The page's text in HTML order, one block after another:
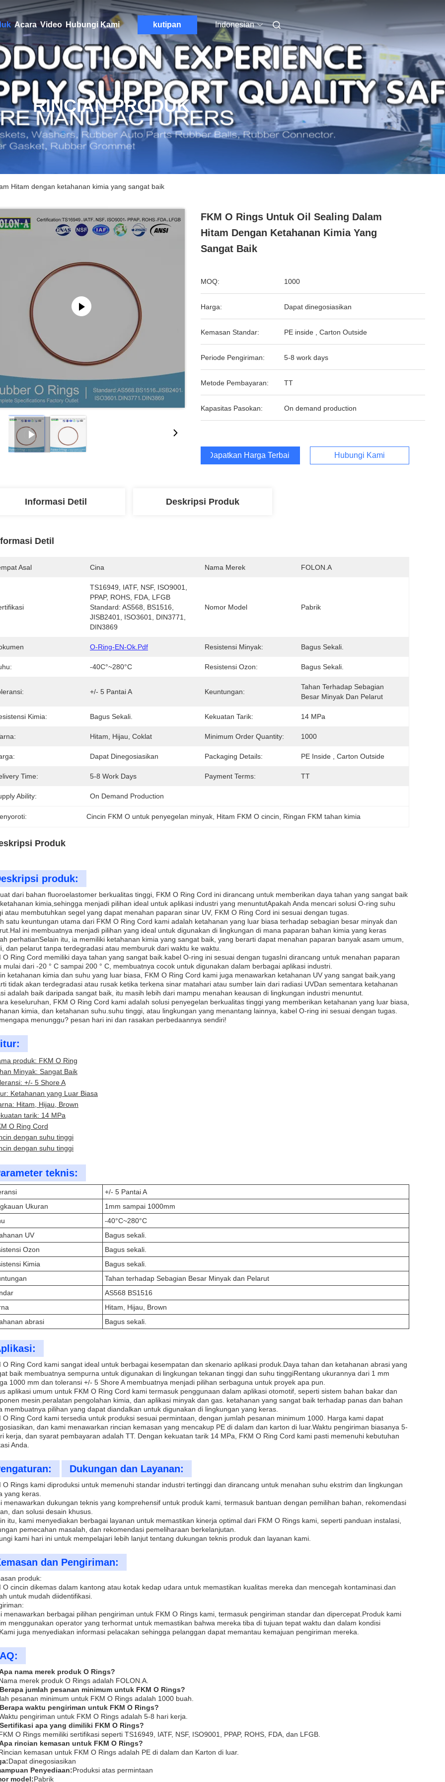
Acara Video Hubungi Kami kutipan Indonesian
RINCIAN PRODUK
Hitam dengan ketahanan kimia yang sangat baik
FKM O Rings Untuk Oil Sealing Dalam
Hitam Dengan Ketahanan Kimia Yang
Sangat Baik
MOQ: 1000
Harga: Dapat dinegosiasikan
Kemasan Standar: PE inside , Carton Outside
Periode Pengiriman: 5-8 work days
Metode Pembayaran: TT
Kapasitas Pasokan: On demand production
Dapatkan Harga Terbaik Hubungi Kami
Informasi Detil Deskripsi Produk
Detil
Asal Cina Nama Merek FOLON.A
TS16949, IATF, NSF, ISO9001,
PPAP, ROHS, FDA, LFGB
Standard: AS568, BS1516,
JISB2401, ISO3601, DIN3771,
DIN3869
Nomor Model Pabrik
O-Ring-EN-Ok.pdf Resistensi Minyak: Bagus Sekali.
-40C°~280°C Resistensi Ozon: Bagus Sekali.
+/- 5 Pantai A Keuntungan:
Tahan Terhadap Sebagian
Besar Minyak Dan Pelarut
Kimia: Bagus Sekali. Kekuatan Tarik: 14 MPa
Hitam, Hijau, Coklat Minimum Order Quantity: 1000
Dapat Dinegosiasikan Packaging Details: PE Inside , Carton Outside
Time: 5-8 Work Days Payment Terms: TT
Ability: On Demand Production
Cincin FKM O untuk penyegelan minyak Hitam FKM O cincin Ringan FKM tahan kimia
Produk
produk:
dari bahan fluoroelastomer berkualitas tinggi, FKM O Ring Cord ini dirancang untuk memberikan daya tahan yang sangat baik
kimia,sehingga menjadi pilihan ideal untuk aplikasi industri yang menuntutApakah Anda mencari solusi O-ring suhu
atau membutuhkan segel yang dapat menahan paparan sinar UV, FKM O Ring Cord ini sesuai dengan tugas.
satu keuntungan utama dari FKM O Ring Cord kami adalah ketahanan yang luar biasa terhadap sebagian besar minyak dan
ini membuatnya menjadi pilihan yang ideal untuk digunakan di lingkungan di mana paparan bahan kimia yang keras
perhatianSelain itu, ia memiliki ketahanan kimia yang sangat baik, yang berarti dapat menahan paparan banyak asam umum,
dan pelarut tanpa terdegradasi atau memburuk dari waktu ke waktu.
O Ring Cord memiliki daya tahan yang sangat baik.kabel O-ring ini sesuai dengan tugasIni dirancang untuk menahan paparan
mulai dari -20 ° C sampai 200 ° C, membuatnya cocok untuk digunakan dalam berbagai aplikasi industri.
ketahanan kimia dan suhu yang luar biasa, FKM O Ring Cord kami juga menawarkan ketahanan UV yang sangat baik,yang
tidak akan terdegradasi atau rusak ketika terkena sinar matahari atau sumber lain dari radiasi UVDan sementara ketahanan
adalah baik daripada sangat baik, itu masih lebih dari mampu menahan keausan di lingkungan industri menuntut.
keseluruhan, FKM O Ring Cord kami adalah solusi penyegelan berkualitas tinggi yang memberikan ketahanan yang luar biasa,
kimia, dan ketahanan suhu.suhu tinggi, atau lingkungan yang menantang lainnya, kabel O-ring ini sesuai dengan tugas.
menunggu? pesan hari ini dan rasakan perbedaannya sendiri!
produk: FKM O Ring
Minyak: Sangat Baik
+/- 5 Shore A
Ketahanan yang Luar Biasa
Hitam, Hijau, Brown
tarik: 14 MPa
O Ring Cord
dengan suhu tinggi
dengan suhu tinggi
teknis:
+/- 5 Pantai A
Ukuran
1mm sampai 1000mm
-40°C~280°C
UV
Bagus sekali.
Ozon
Bagus sekali.
Kimia
Bagus sekali.
Tahan terhadap Sebagian Besar Minyak dan Pelarut
AS568 BS1516
Hitam, Hijau, Brown
abrasi
Bagus sekali.
O Ring Cord kami sangat ideal untuk berbagai kesempatan dan skenario aplikasi produk.Daya tahan dan ketahanan abrasi yang
baik membuatnya sempurna untuk digunakan di lingkungan tekanan tinggi dan suhu tinggiRentang ukurannya dari 1 mm
1000 mm dan toleransi +/- 5 Shore A membuatnya menjadi pilihan serbaguna untuk proyek apa pun.
aplikasi umum untuk FKM O Ring Cord kami termasuk penggunaan dalam aplikasi otomotif, seperti sistem bahan bakar dan
mesin.peralatan pengolahan kimia, dan aplikasi minyak dan gas. ketahanan yang sangat baik terhadap panas dan bahan
membuatnya pilihan yang dapat diandalkan untuk digunakan di lingkungan yang keras.
O Ring Cord kami tersedia untuk produksi sesuai permintaan, dengan jumlah pesanan minimum 1000. Harga kami dapat
dan kami menawarkan rincian kemasan yang mencakup PE di dalam dan karton di luar.Waktu pengiriman biasanya 5-
kerja, dan syarat pembayaran adalah TT. Dengan kekuatan tarik 14 MPa, FKM O Ring Cord kami pasti memenuhi kebutuhan
Anda.
Dukungan dan Layanan:
O Rings kami diproduksi untuk memenuhi standar industri tertinggi dan dirancang untuk menahan suhu ekstrim dan lingkungan
yang keras.
menawarkan dukungan teknis yang komprehensif untuk produk kami, termasuk bantuan dengan pemilihan bahan, rekomendasi
dan solusi desain khusus.
itu, kami menyediakan berbagai layanan untuk memastikan kinerja optimal dari FKM O Rings kami, seperti panduan instalasi,
pemecahan masalah, dan rekomendasi pemeliharaan berkelanjutan.
kami hari ini untuk mempelajari lebih lanjut tentang dukungan teknis produk dan layanan kami.
dan Pengiriman:
produk:
O cincin dikemas dalam kantong atau kotak kedap udara untuk memastikan kualitas mereka dan mencegah kontaminasi.dan
untuk mudah diidentifikasi.
menawarkan berbagai pilihan pengiriman untuk FKM O Rings kami, termasuk pengiriman standar dan dipercepat.Produk kami
menggunakan operator yang terhormat untuk memastikan bahwa mereka tiba di tujuan tepat waktu dan dalam kondisi
juga menyediakan informasi pelacakan sehingga pelanggan dapat memantau kemajuan pengiriman mereka.
nama merek produk O Rings?
merek produk O Rings adalah FOLON.A.
jumlah pesanan minimum untuk FKM O Rings?
pesanan minimum untuk FKM O Rings adalah 1000 buah.
waktu pengiriman untuk FKM O Rings?
pengiriman untuk FKM O Rings adalah 5-8 hari kerja.
apa yang dimiliki FKM O Rings?
O Rings memiliki sertifikasi seperti TS16949, IATF, NSF, ISO9001, PPAP, ROHS, FDA, dan LFGB.
rincian kemasan untuk FKM O Rings?
kemasan untuk FKM O Rings adalah PE di dalam dan Karton di luar.
Dapat dinegosiasikan
Penyediaan:Produksi atas permintaan
model:Pabrik